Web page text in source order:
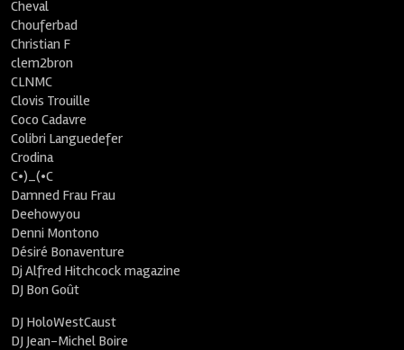
Cheval
Chouferbad
Christian F
clem2bron
CLNMC
Clovis Trouille
Coco Cadavre
Colibri Languedefer
Crodina
C•)_(•C
Damned Frau Frau
Deehowyou
Denni Montono
Désiré Bonaventure
Dj Alfred Hitchcock magazine
DJ Bon Goût
DJ HoloWestCaust
DJ Jean-Michel Boire